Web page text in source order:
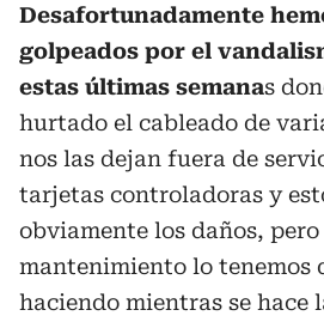
Desafortunadamente
golpeados por el
estas últimas semanas
hurtado el cableado de
nos las dejan fuera de
tarjetas controladoras y
obviamente los daños, pero
mantenimiento lo tenemos
haciendo mientras se hace